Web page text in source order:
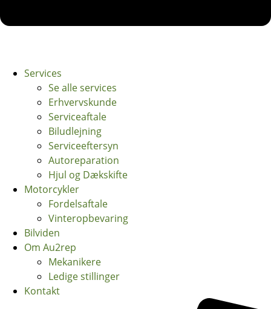
Services
Se alle services
Erhvervskunde
Serviceaftale
Biludlejning
Serviceeftersyn
Autoreparation
Hjul og Dækskifte
Motorcykler
Fordelsaftale
Vinteropbevaring
Bilviden
Om Au2rep
Mekanikere
Ledige stillinger
Kontakt